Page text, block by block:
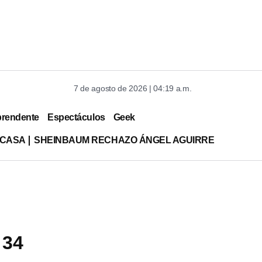
7 de agosto de 2026 | 04:19 a.m.
Espectáculos Geek
SHEINBAUM RECHAZO ÁNGEL AGUIRRE